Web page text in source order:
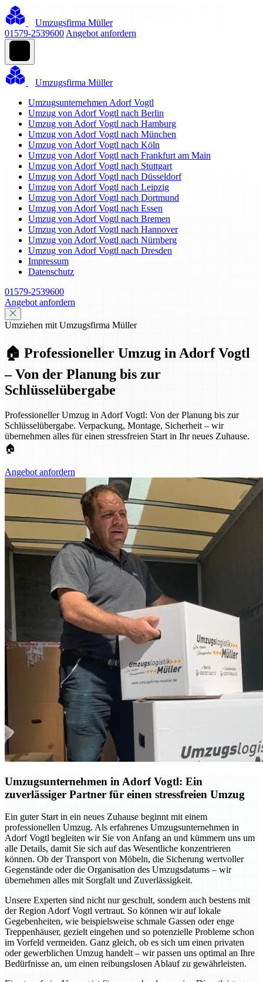
Umzugsfirma Müller
01579-2539600 Angebot anfordern
Umzugsfirma Müller
Umzugsunternehmen Adorf Vogtl
Umzug von Adorf Vogtl nach Berlin
Umzug von Adorf Vogtl nach Hamburg
Umzug von Adorf Vogtl nach München
Umzug von Adorf Vogtl nach Köln
Umzug von Adorf Vogtl nach Frankfurt am Main
Umzug von Adorf Vogtl nach Stuttgart
Umzug von Adorf Vogtl nach Düsseldorf
Umzug von Adorf Vogtl nach Leipzig
Umzug von Adorf Vogtl nach Dortmund
Umzug von Adorf Vogtl nach Essen
Umzug von Adorf Vogtl nach Bremen
Umzug von Adorf Vogtl nach Hannover
Umzug von Adorf Vogtl nach Nürnberg
Umzug von Adorf Vogtl nach Dresden
Impressum
Datenschutz
01579-2539600
Angebot anfordern
Umziehen mit Umzugsfirma Müller
🏠 Professioneller Umzug in Adorf Vogtl
– Von der Planung bis zur
Schlüsselübergabe
Professioneller Umzug in Adorf Vogtl: Von der Planung bis zur
Schlüsselübergabe. Verpackung, Montage, Sicherheit – wir
übernehmen alles für einen stressfreien Start in Ihr neues Zuhause.
🏠
Angebot anfordern
Umzugsunternehmen in Adorf Vogtl: Ein
zuverlässiger Partner für einen stressfreien Umzug
Ein guter Start in ein neues Zuhause beginnt mit einem
professionellen Umzug. Als erfahrenes Umzugsunternehmen in
Adorf Vogtl begleiten wir Sie von Anfang an und kümmern uns um
alle Details, damit Sie sich auf das Wesentliche konzentrieren
können. Ob der Transport von Möbeln, die Sicherung wertvoller
Gegenstände oder die Organisation des Umzugsdatums – wir
übernehmen alles mit Sorgfalt und Zuverlässigkeit.
Unsere Experten sind nicht nur geschult, sondern auch bestens mit
der Region Adorf Vogtl vertraut. So können wir auf lokale
Gegebenheiten, wie beispielsweise schmale Gassen oder enge
Treppenhäuser, gezielt eingehen und so potenzielle Probleme schon
im Vorfeld vermeiden. Ganz gleich, ob es sich um einen privaten
oder gewerblichen Umzug handelt – wir passen uns optimal an Ihre
Bedürfnisse an, um einen reibungslosen Ablauf zu gewährleisten.